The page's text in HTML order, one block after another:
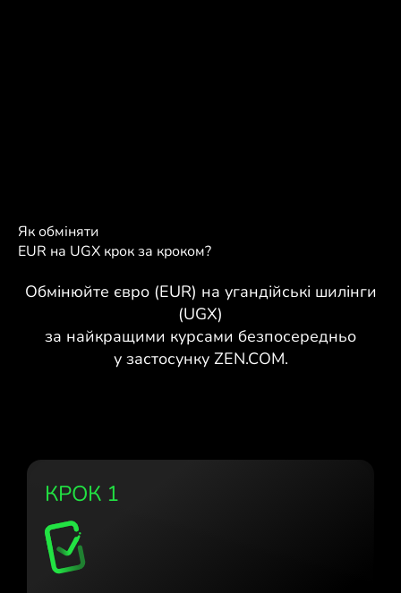
Як обміняти
EUR на UGX крок за кроком?
Обмінюйте євро (EUR) на угандійські шилінги
(UGX)
за найкращими курсами безпосередньо
у застосунку ZEN.COM.
КРОК 1